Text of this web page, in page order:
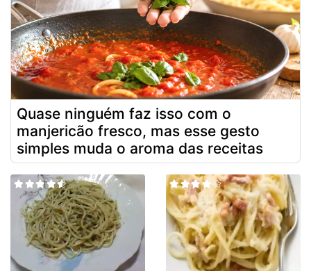
Quase ninguém faz isso com o
manjericão fresco, mas esse gesto
simples muda o aroma das receitas